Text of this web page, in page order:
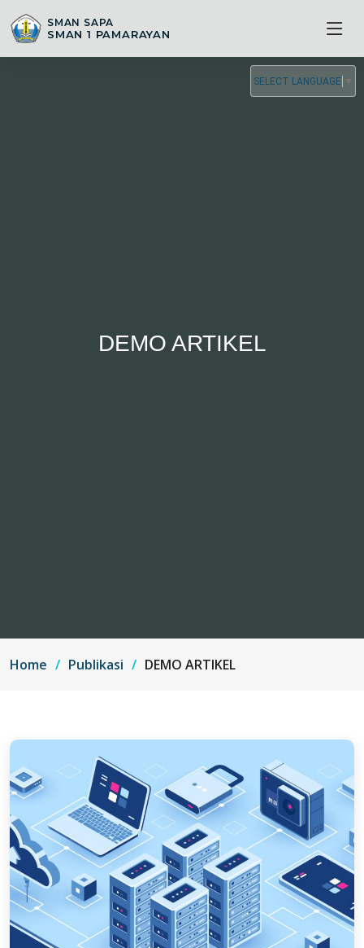
SMAN SAPA
SMAN 1 PAMARAYAN
SELECT LANGUAGE ▼
DEMO ARTIKEL
Home Publikasi DEMO ARTIKEL